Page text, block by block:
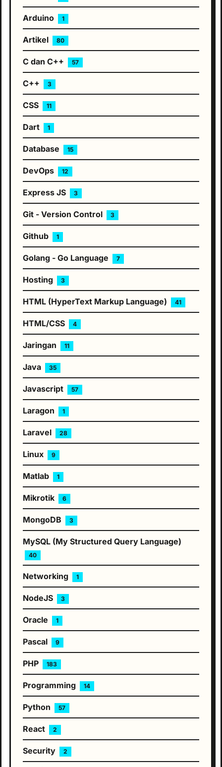
Arduino 1
Artikel 80
C dan C++ 57
C++ 3
CSS 11
Dart 1
Database 15
DevOps 12
Express JS 3
Git - Version Control 3
Github 1
Golang - Go Language 7
Hosting 3
HTML (HyperText Markup Language) 41
HTML/CSS 4
Jaringan 11
Java 35
Javascript 57
Laragon 1
Laravel 28
Linux 9
Matlab 1
Mikrotik 6
MongoDB 3
MySQL (My Structured Query Language)
40
Networking 1
NodeJS 3
Oracle 1
Pascal 9
PHP 183
Programming 14
Python 57
React 2
Security 2